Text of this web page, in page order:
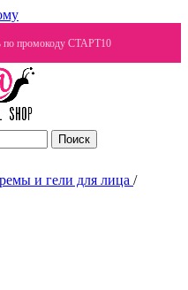
по промокоду СТАРТ10
Поиск
и гели для лица /